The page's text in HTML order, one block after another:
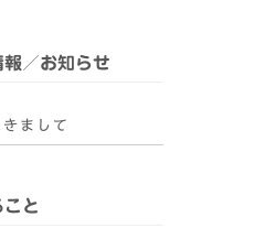
／お知らせ
まして
と